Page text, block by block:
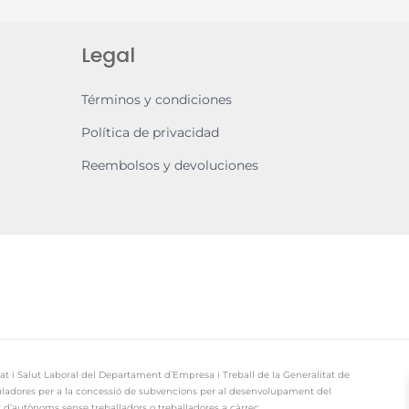
Legal
Términos y condiciones
Política de privacidad
Reembolsos y devoluciones
i Salut Laboral del Departament d’Empresa i Treball de la Generalitat de
per a la concessió de subvencions per al desenvolupament del